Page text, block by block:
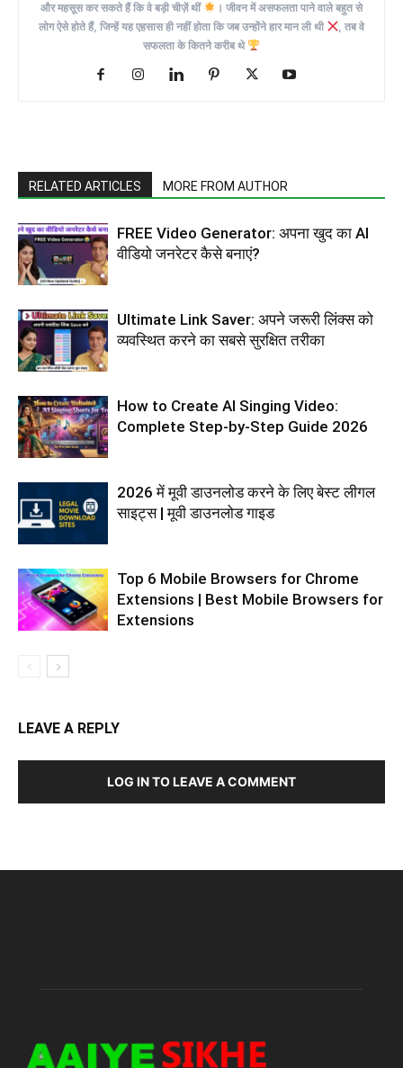
और महसूस कर सकते हैं कि वे बड़ी चीज़ें थीं
। जीवन में असफलता पाने वाले बहुत से
लोग ऐसे होते हैं, जिन्हें यह एहसास ही नहीं होता कि जब उन्होंने हार मान ली थी
, तब वे
सफलता के कितने करीब थे
RELATED ARTICLES MORE FROM AUTHOR
FREE Video Generator: अपना खुद का AI
वीडियो जनरेटर कैसे बनाएं?
Ultimate Link Saver: अपने जरूरी लिंक्स को
व्यवस्थित करने का सबसे सुरक्षित तरीका
How to Create AI Singing Video:
Complete Step-by-Step Guide 2026
2026 में मूवी डाउनलोड करने के लिए बेस्ट लीगल
साइट्स | मूवी डाउनलोड गाइड
Top 6 Mobile Browsers for Chrome
Extensions | Best Mobile Browsers for
Extensions
LEAVE A REPLY
LOG IN TO LEAVE A COMMENT